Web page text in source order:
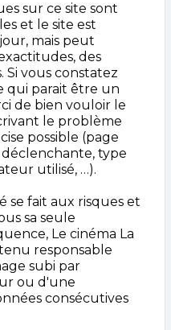
sur ce site sont
et le site est
mais peut
des
Si vous constatez
qui parait être un
de bien vouloir le
le problème
possible (page
type
utilisé, …).
fait aux risques et
sa seule
Le cinéma La
responsable
subi par
ou d'une
consécutives